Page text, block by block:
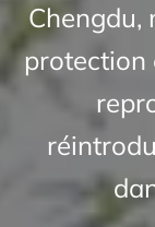
Chengdu,
protection